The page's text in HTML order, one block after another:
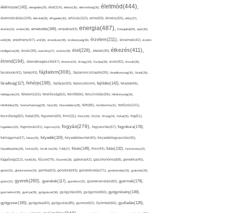
élelmiszer(142), elengedés(29), élet(114), életkor(30), életminőség(30), életmód(444),
életmódváltás(109), életvitel(28), elfogadás(30), elhízás(110), elme(93), élmény(55), előny(37),
elvárás(32), ember(38), emésztés(166), empátia(43), energia(487), Energiaital(29), eper(30),
erdő(36), eredmény(47), erő(36), érrendszer(36), érzékenység(36), érzelem(211), érzelmek(42), érzelmi
intelligencia(28), érzés(39), esemény(27), eszköz(28), étel(228), ételek(39), étkezés(411),
étrend(194), étrendkiegészítő(47), étterem(24), étvágy(34), Európa(28), evés(92), évszak(28),
facebook(42), fahéj(43), fájdalom(308), fájdalomcsillapító(39), fáradékonyság(30), fáradt(28),
fáradtság(117), fehérje(198), fejfájás(93), fejlesztés(44), fejlődés(142), feladat(46),
feldolgozás(24), félelem(115), felelősség(62), felnőtt(66), felszívódás(56), féltékenység(26),
feltöltődés(29), fenntarthatóság(29), fény(36), fényvédelem(28), férfi(86), fertőtlenítés(31), fertőzés(101),
feszültség(82), fiatal(39), figyelem(69), film(111), finom(26), fitt(34), fittség(34), fizikai(25), fog(51),
fogadalom(25), fogmosás(41), fogorvos(24), fogyás(279), fogyasztás(67), fogyókúra(178),
fokhagyma(47), folsav(25), folyadék(119), folyadékbevitel(40), folyadékfogyasztás(45),
folyadékpótlás(29), fontos(25), forralt bor(26), Föld(27), főzés(149), friss(44), futás(132), futóverseny(32),
függőség(112), fürdő(26), fűszer(79), fűszerek(28), gabona(42), gasztronómia(58), genetika(45),
glutén(32), gluténmentes(34), gomba(53), gondolat(43), gondolkodás(71), gondoskodás(33), gyakorlat(29),
gyász(31), gyerek(260), gyerekek(117), gyerekkor(32), gyereknevelés(83), gyermek(179),
gyermekkor(36), gyertya(28), gyógyászat(36), gyógyítás(69), gyógymód(50), gyógynövény(149),
gyógyszer(165), gyógytea(40), gyógyulás(85), gyomor(62), Gyömbér(66), gyulladás(126),